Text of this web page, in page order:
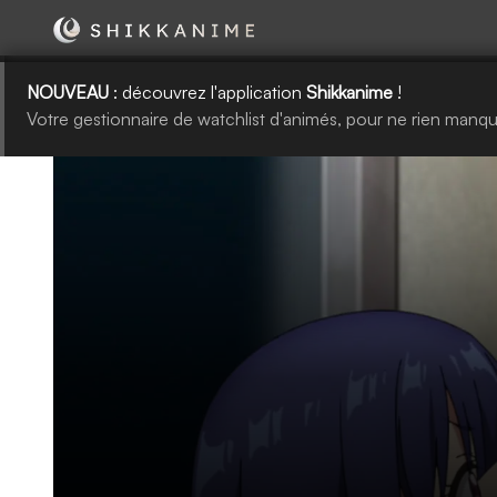
NOUVEAU : découvrez l'application Shikkanime !
Votre gestionnaire de watchlist d'animés, pour ne rien